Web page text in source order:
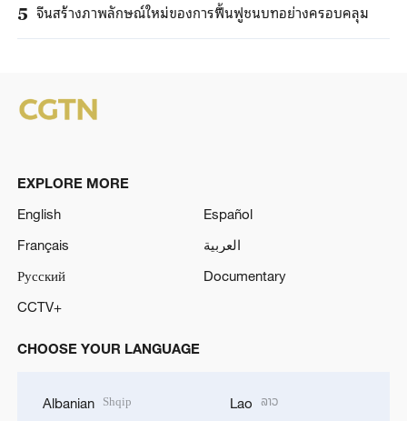
5 จีนสร้างภาพลักษณ์ใหม่ของการฟื้นฟูชนบทอย่างครอบคลุม
EXPLORE MORE
English
Español
Français
العربية
Русский
Documentary
CCTV+
CHOOSE YOUR LANGUAGE
Albanian Shqip Lao ລາວ